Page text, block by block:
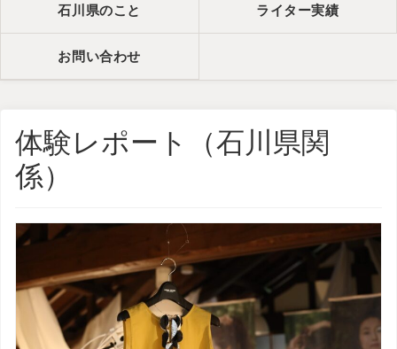
石川県のこと ライター実績
お問い合わせ
体験レポート（石川県関
係）